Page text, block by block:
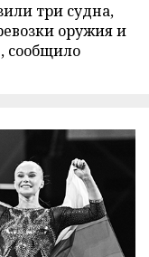
три судна,
оружия и
сообщило